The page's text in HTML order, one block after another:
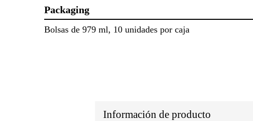
Packaging
Bolsas de 979 ml, 10 unidades por caja
Información de producto